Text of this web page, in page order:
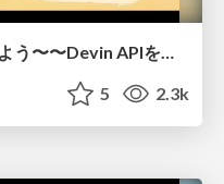
退屈なことはDevinにやらせよう〜〜Devin APIを使ったVisual Regression Testの自動追加〜
5 2.3k